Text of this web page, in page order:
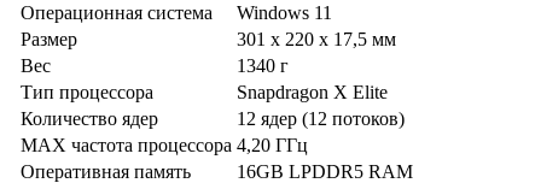
Операционная система
Windows 11
Размер
301 x 220 x 17,5 мм
Вес
1340 г
Тип процессора
Snapdragon X Elite
Количество ядер
12 ядер (12 потоков)
MAX частота процессора 4,20 ГГц
Оперативная память
16GB LPDDR5 RAM